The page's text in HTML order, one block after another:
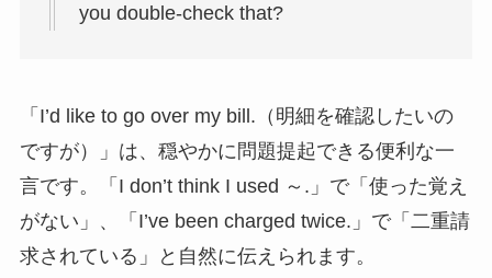
you double-check that?
「I’d like to go over my bill.（明細を確認したいの
ですが）」は、穏やかに問題提起できる便利な一
言です。「I don’t think I used ～.」で「使った覚え
がない」、「I’ve been charged twice.」で「二重請
求されている」と自然に伝えられます。